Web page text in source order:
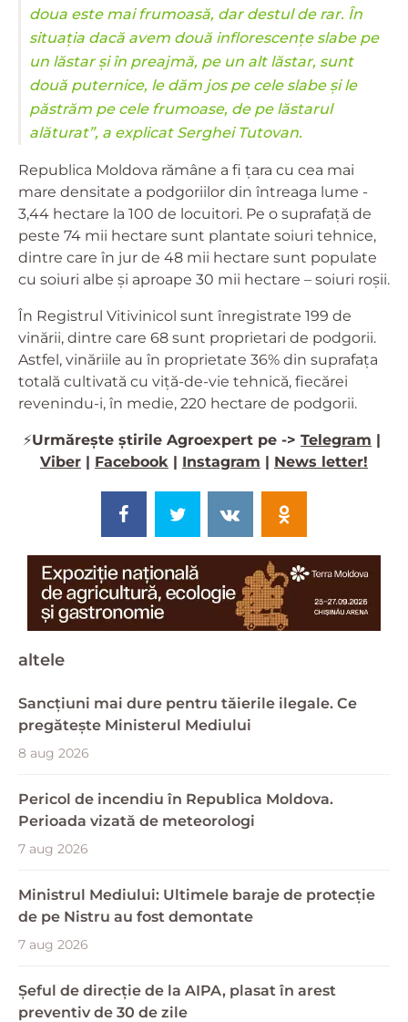
doua este mai frumoasă, dar destul de rar. În
situația dacă avem două inflorescențe slabe pe
un lăstar și în preajmă, pe un alt lăstar, sunt
două puternice, le dăm jos pe cele slabe și le
păstrăm pe cele frumoase, de pe lăstarul
alăturat”, a explicat Serghei Tutovan.
Republica Moldova rămâne a fi țara cu cea mai
mare densitate a podgoriilor din întreaga lume -
3,44 hectare la 100 de locuitori. Pe o suprafață de
peste 74 mii hectare sunt plantate soiuri tehnice,
dintre care în jur de 48 mii hectare sunt populate
cu soiuri albe și aproape 30 mii hectare – soiuri roșii.
În Registrul Vitivinicol sunt înregistrate 199 de
vinării, dintre care 68 sunt proprietari de podgorii.
Astfel, vinăriile au în proprietate 36% din suprafața
totală cultivată cu viță-de-vie tehnică, fiecărei
revenindu-i, în medie, 220 hectare de podgorii.
⚡️Urmărește știrile Agroexpert pe -> Telegram |
Viber | Facebook | Instagram | News letter!
altele
Sancțiuni mai dure pentru tăierile ilegale. Ce
pregătește Ministerul Mediului
8 aug 2026
Pericol de incendiu în Republica Moldova.
Perioada vizată de meteorologi
7 aug 2026
Ministrul Mediului: Ultimele baraje de protecție
de pe Nistru au fost demontate
7 aug 2026
Șeful de direcție de la AIPA, plasat în arest
preventiv de 30 de zile